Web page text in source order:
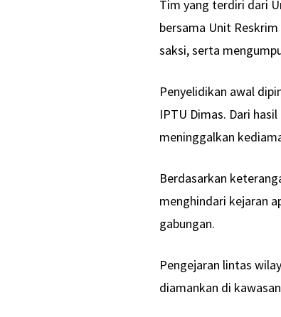
Tim yang terdiri dari
bersama Unit
saksi, serta
Penyelidikan awal
IPTU Dimas. Dari
meninggalkan
Berdasarkan
menghindari kejaran
gabungan.
Pengejaran lintas
diamankan di